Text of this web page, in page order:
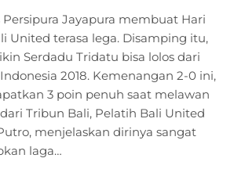
Jayapura membuat Hari
United terasa lega. Disamping itu,
Serdadu Tridatu bisa lolos dari
2018. Kemenangan 2-0 ini,
3 poin penuh saat melawan
Tribun Bali, Pelatih Bali United
menjelaskan dirinya sangat
laga…